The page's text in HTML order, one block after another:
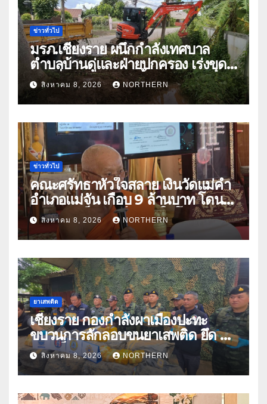
ข่าวทั่วไป
มรภ.เชียงราย ผนึกกำลังเทศบาล
ตำบลบ้านดู่และฝ่ายปกครอง เร่งขุด
ลอกสิ่งกีดขวางทางน้ำ ป้องกันและลด
ปัญหาน้ำท่วม
สิงหาคม 8, 2026 NORTHERN
ข่าวทั่วไป
คณะศรัทธาหัวใจสลาย เงินวัดแม่คำ
อำเภอแม่จัน เกือบ 9 ล้านบาท โดน
แก๊งคอลเซ็นเตอร์หลอกให้โอนข้าม
ปีกว่า 66 บัญชี
สิงหาคม 8, 2026 NORTHERN
ยาเสพติด
เชียงราย กองกำลังผาเมืองปะทะ
ขบวนการลักลอบขนยาเสพติด ยึด 2
ล้านเม็ด
สิงหาคม 8, 2026 NORTHERN